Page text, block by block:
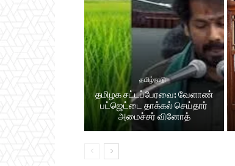
தமிழ்நாடு
தமிழக சட்​டப்​பேர​வை: வேளாண்
பட்​ஜெட்டை தாக்கல் செய்தார்
அமைச்சர் வினோத்